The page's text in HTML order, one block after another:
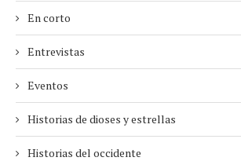
En corto
Entrevistas
Eventos
Historias de dioses y estrellas
Historias del occidente